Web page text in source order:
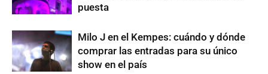
puesta
Milo J en el Kempes: cuándo y dónde
comprar las entradas para su único
show en el país